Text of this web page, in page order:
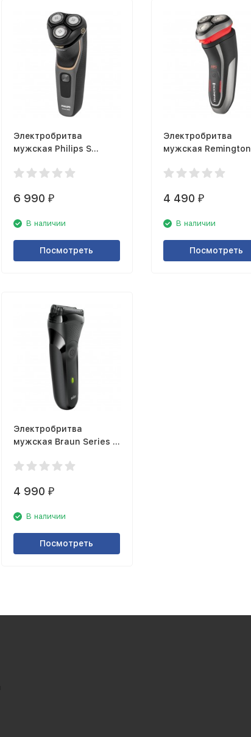
Электробритва
мужская Philips S
6 990 ₽
В наличии
Посмотреть
Электробритва
мужская Remington
4 490 ₽
В наличии
Посмотреть
Электробритва
мужская Braun Series 3
4 990 ₽
В наличии
Посмотреть